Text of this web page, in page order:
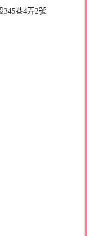
345巷4弄2號